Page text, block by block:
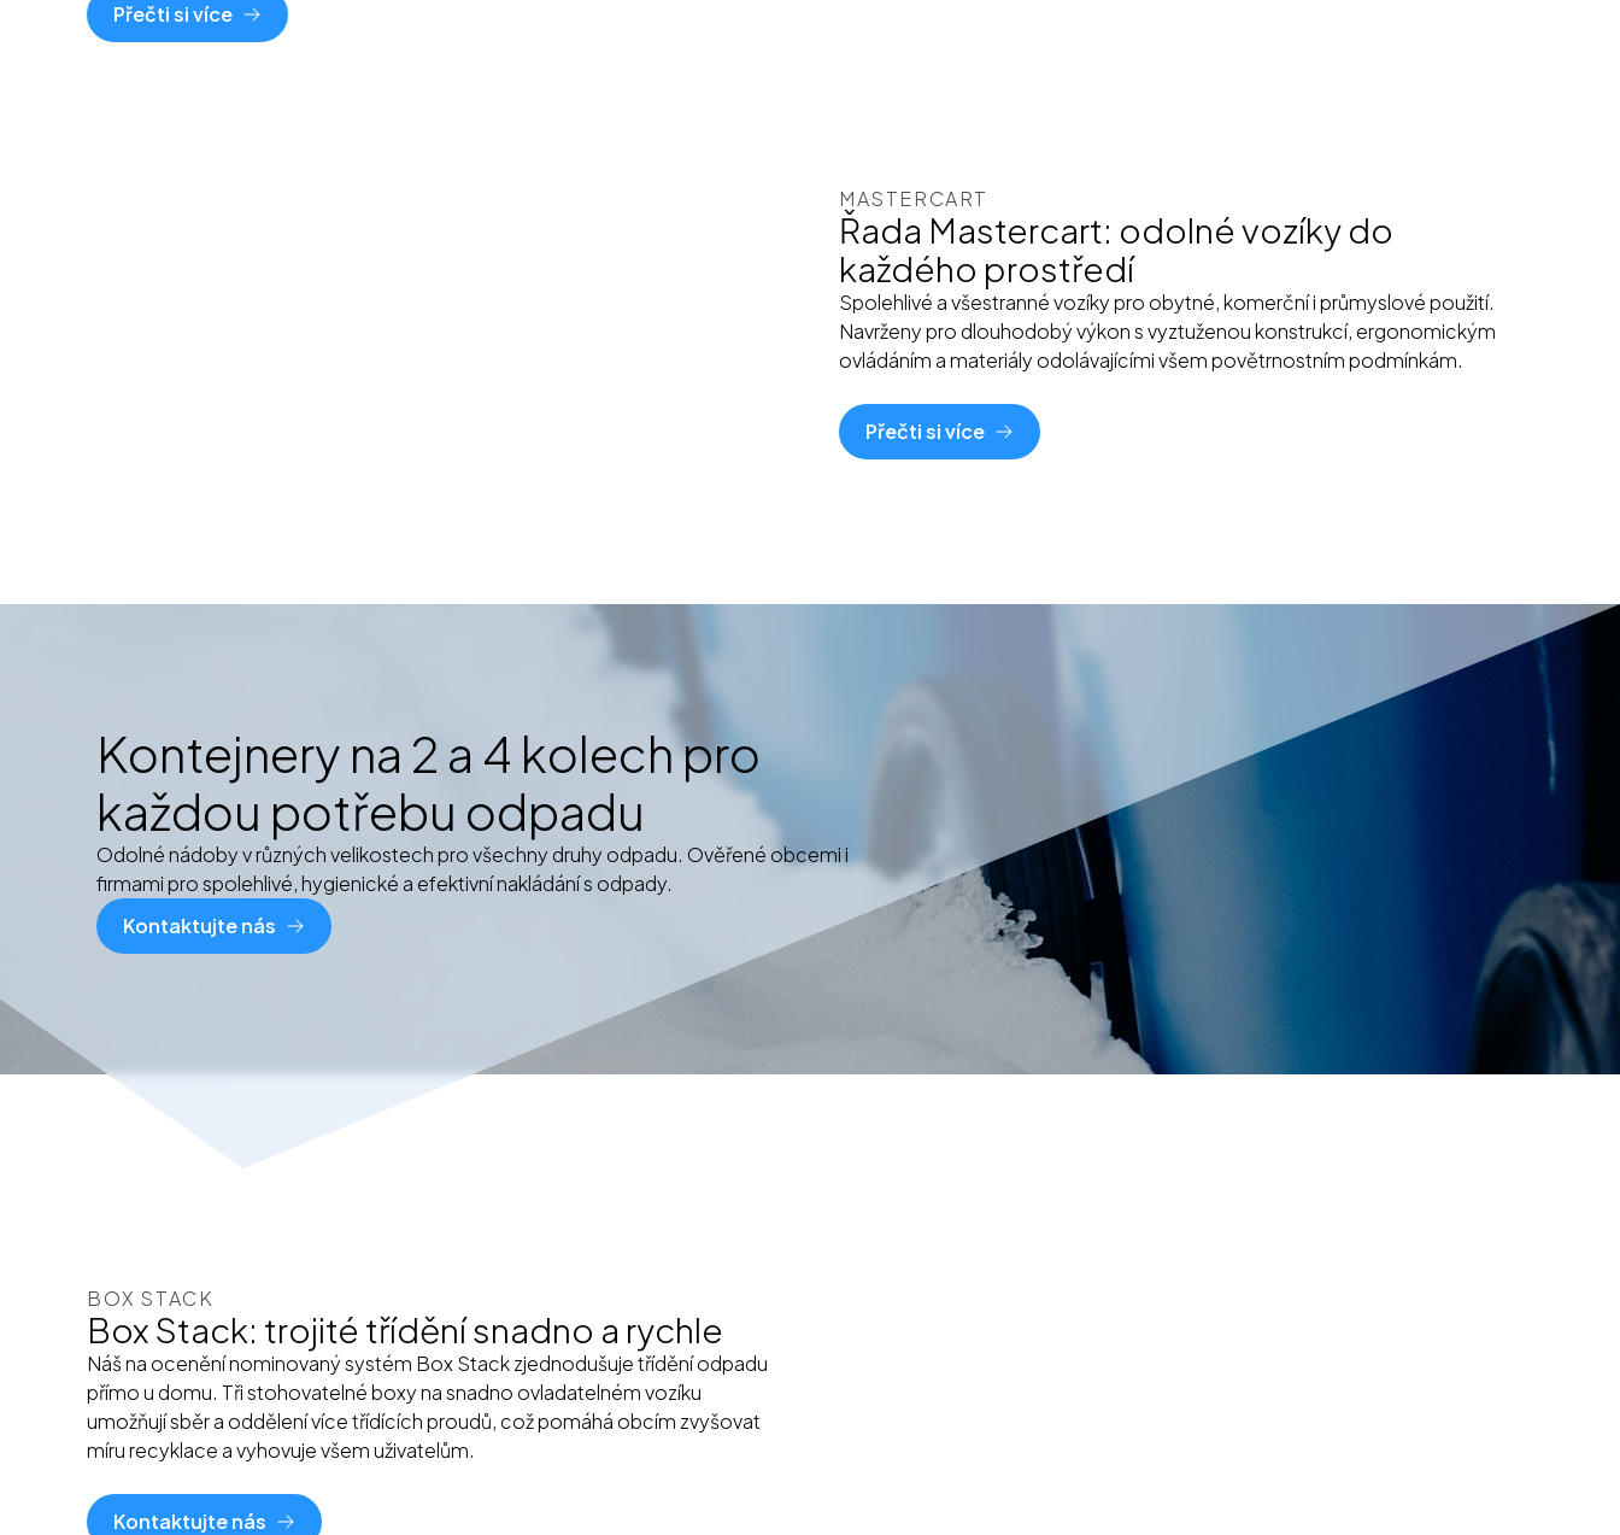
Přečti si více
MASTERCART
Řada Mastercart: odolné vozíky do
každého prostředí
Spolehlivé a všestranné vozíky pro obytné, komerční i průmyslové použití.
Navrženy pro dlouhodobý výkon s vyztuženou konstrukcí, ergonomickým
ovládáním a materiály odolávajícími všem povětrnostním podmínkám.
Přečti si více
Kontejnery na 2 a 4 kolech pro
každou potřebu odpadu
Odolné nádoby v různých velikostech pro všechny druhy odpadu. Ověřené obcemi i
firmami pro spolehlivé, hygienické a efektivní nakládání s odpady.
Kontaktujte nás
BOX STACK
Box Stack: trojité třídění snadno a rychle
Náš na ocenění nominovaný systém Box Stack zjednodušuje třídění odpadu
přímo u domu. Tři stohovatelné boxy na snadno ovladatelném vozíku
umožňují sběr a oddělení více třídících proudů, což pomáhá obcím zvyšovat
míru recyklace a vyhovuje všem uživatelům.
Kontaktujte nás